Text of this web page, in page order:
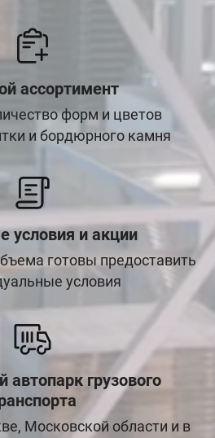
ассортимент
форм и цветов
и бордюрного камня
условия и акции
готовы предоставить
условия
автопарк грузового
Московской области и в